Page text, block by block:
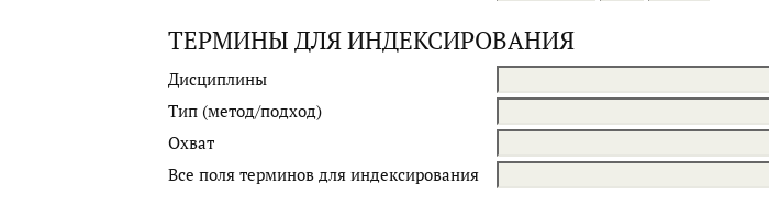
ТЕРМИНЫ ДЛЯ ИНДЕКСИРОВАНИЯ
Дисциплины
Тип (метод/подход)
Охват
Все поля терминов для индексирования